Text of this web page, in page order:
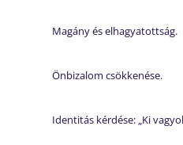
Magány és elhagyatottság.
Önbizalom csökkenése.
Identitás kérdése: „Ki